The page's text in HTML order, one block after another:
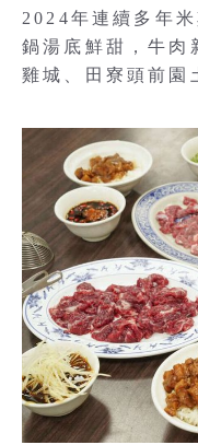
2024年連續多年
鍋湯底鮮甜，牛肉
雞城、田寮頭前園